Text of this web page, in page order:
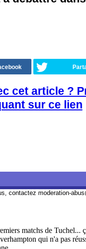
cet article ?
sur ce lien
contactez moderation-